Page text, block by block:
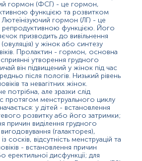
гормонального дисбалансу
кровотеча, відсутність
та ранній/пізній розвиток
час лікування безпліддя або
під час вагітності для
та здоров`а плоду; - у
такі як збільшення грудей
рівня естрогену, для
дисбалансу.
(АМГ) - це гормон, що
органами; його роль та
від статі та віку. Аналіз
фертильності жінки,
менопаузи, для діагностики
причин чоловічих
жінки (вірилізація); до
репродуктивних
гормон (ФСГ) - це гормон,
функцією та розвитком
Лютеїнізуючий гормон (ЛГ) - це
репродуктивною функцією. Його
призводить до вивільнення
(овуляція) у жінок або синтезу
Пролактин - гормон, основна
утворення грудного
він підвищений у жінок під час
після пологів. Низький рівень
та невагітних жінок.
потрібна, але зразки слід
протягом менструального циклу
у дітей - встановлення
розвитку або його затримки;
причин виділення грудного
(галакторея),
сосків, відсутність менструацій та
- встановлення причин
еректильної дисфункції; для